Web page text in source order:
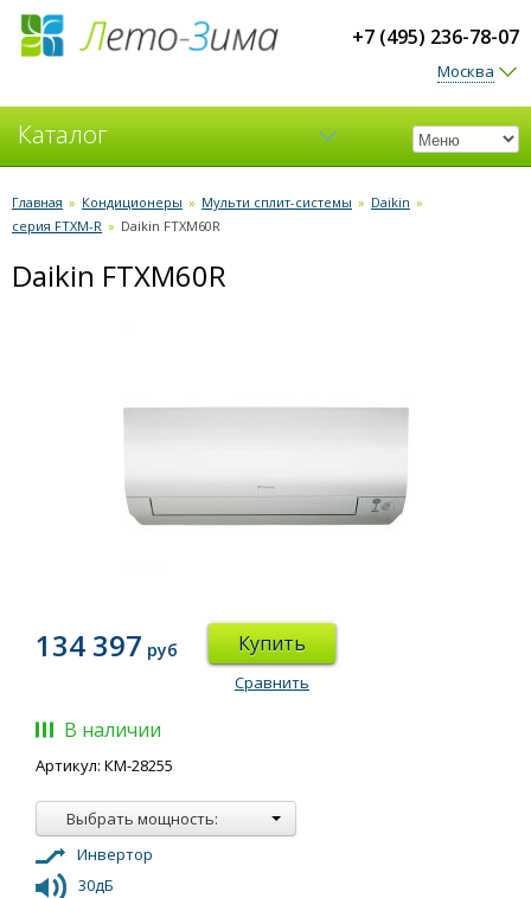
+7 (495) 236-78-07
Москва
Каталог
Кондиционеры
Главная » Кондиционеры » Мульти сплит-системы » Daikin »
серия FTXM-R » Daikin FTXM60R
Daikin FTXM60R
134 397 руб Купить
Сравнить
В наличии
Артикул: КМ-28255
Выбрать мощность:
Инвертор
30дБ